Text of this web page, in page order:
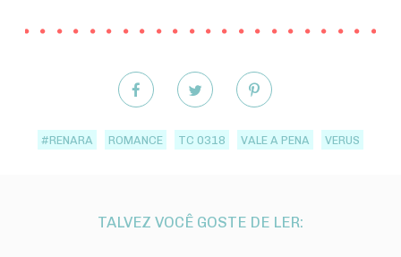
#RENARA ROMANCE TC 0318 VALE A PENA VERUS
TALVEZ VOCÊ GOSTE DE LER: